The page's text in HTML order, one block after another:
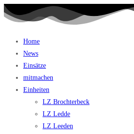
Home
News
Einsätze
mitmachen
Einheiten
LZ Brochterbeck
LZ Ledde
LZ Leeden